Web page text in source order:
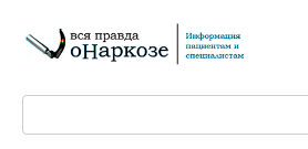
контенту
Поиск: